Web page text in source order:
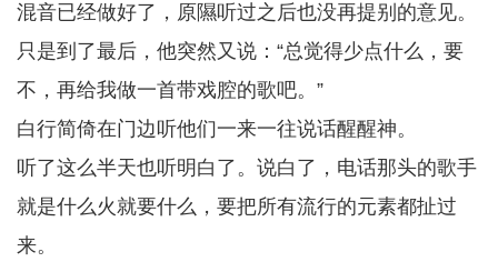
混音已经做好了，原隰听过之后也没再提别的意见。
只是到了最后，他突然又说：“总觉得少点什么，要
不，再给我做一首带戏腔的歌吧。”
白行简倚在门边听他们一来一往说话醒醒神。
听了这么半天也听明白了。说白了，电话那头的歌手
就是什么火就要什么，要把所有流行的元素都扯过
来。